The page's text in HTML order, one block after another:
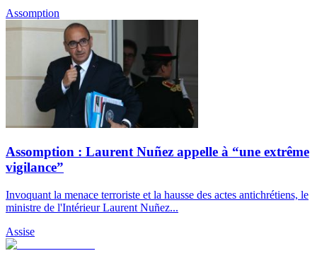
Assomption
Assomption : Laurent Nuñez appelle à “une extrême
vigilance”
Invoquant la menace terroriste et la hausse des actes antichrétiens, le
ministre de l'Intérieur Laurent Nuñez...
Assise